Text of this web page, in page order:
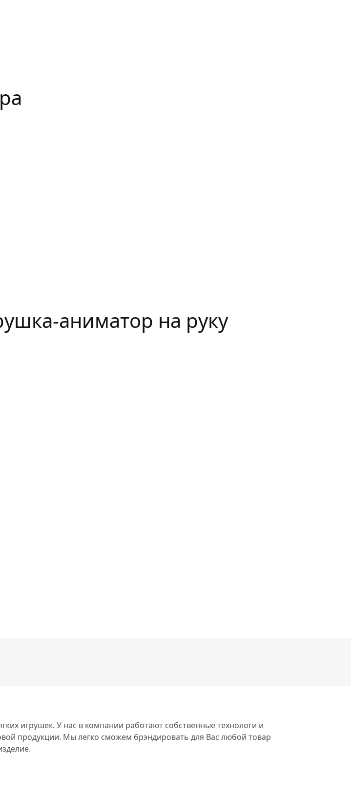
аниматор на руку
игрушек. У нас в компании работают собственные технологи и
продукции. Мы легко сможем брэндировать для Вас любой товар
.